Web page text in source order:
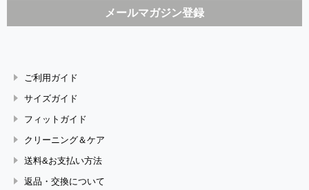
ご利用ガイド
サイズガイド
フィットガイド
クリーニング＆ケア
送料&お支払い方法
返品・交換について